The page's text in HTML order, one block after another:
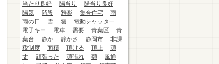
当たり良好
陽当り
陽当り良好
陽気
階段 雅楽 集合住宅
雨
雨の日
雪 雲
電動シャッター
電子キー
電車 需要 青葉区
青
葉台
静か 静かさ 静岡市
非課
税制度
面積 頂ける 頂上
頑
丈
頑張った 頑張れ 額
風通